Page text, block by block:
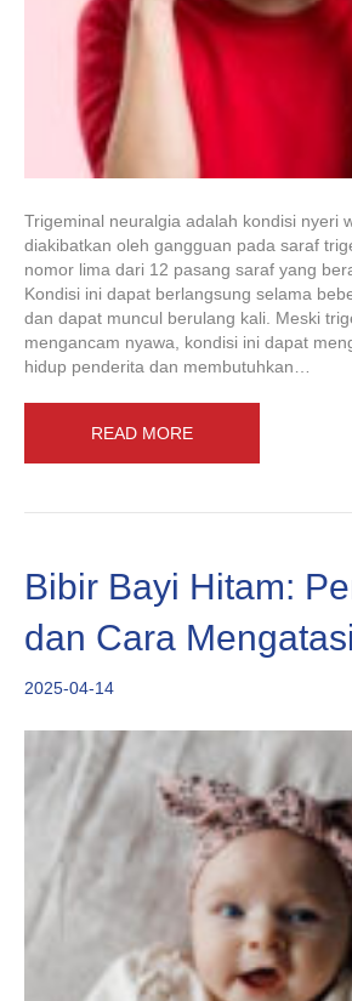
Trigeminal neuralgia adalah kondisi nyeri
diakibatkan oleh gangguan pada saraf
nomor lima dari 12 pasang saraf yang
Kondisi ini dapat berlangsung selama
dan dapat muncul berulang kali. Meski
mengancam nyawa, kondisi ini dapat
hidup penderita dan membutuhkan…
READ MORE
Bibir Bayi Hitam:
dan Cara
2025-04-14